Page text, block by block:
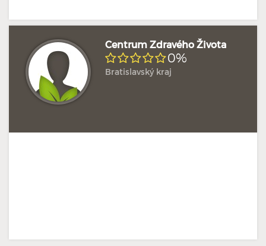
Centrum Zdravého Života
0%
Bratislavský kraj